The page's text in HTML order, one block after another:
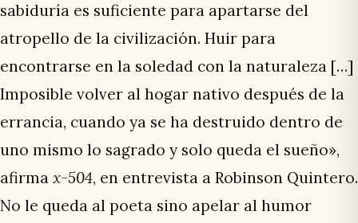
sabiduría es suficiente para apartarse del
atropello de la civilización. Huir para
encontrarse en la soledad con la naturaleza […]
Imposible volver al hogar nativo después de la
errancia, cuando ya se ha destruido dentro de
uno mismo lo sagrado y solo queda el sueño»,
afirma x-504, en entrevista a Robinson Quintero.
No le queda al poeta sino apelar al humor